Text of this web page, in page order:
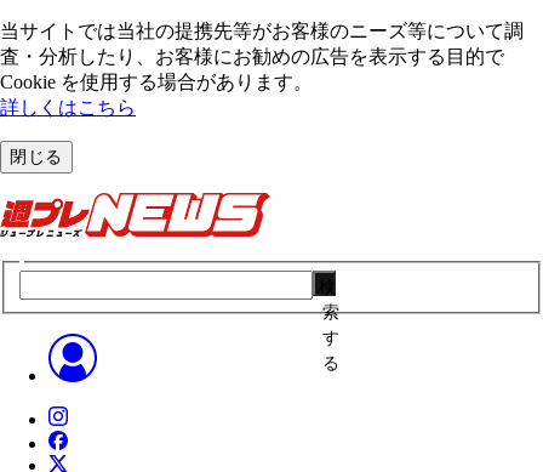
当サイトでは当社の提携先等がお客様のニーズ等について調
査・分析したり、お客様にお勧めの広告を表⽰する⽬的で
Cookie を使⽤する場合があります。
詳しくはこちら
閉じる
索
す
る